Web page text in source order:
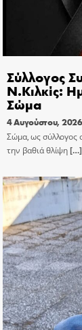
Σύλλογος
Ν.Κιλκίς:
Σώμα
4 Αυγούστου, 2026
Σώμα, ως σύλλογος
την βαθιά θλίψη[…]